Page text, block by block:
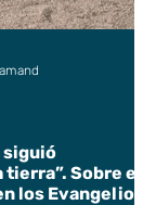
siguió
Sobre el
los Evangelios.